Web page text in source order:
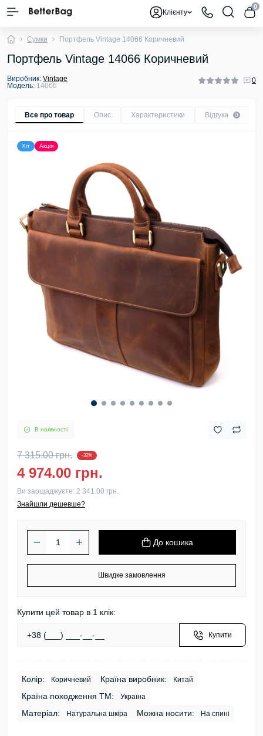
Клієнту
0
Сумки Портфель Vintage 14066 Коричневий
Портфель Vintage 14066 Коричневий
Виробник: Vintage
Модель: 14066
0
Все про товар Опис Характеристики Відгуки 0
Хіт Акція
В наявності
7 315.00 грн. -32%
4 974.00 грн.
Ви заощаджуєте: 2 341.00 грн.
Знайшли дешевше?
До кошика
Швидке замовлення
Купити цей товар в 1 клік:
Купити
Колір: Коричневий Країна виробник: Китай
Країна походження ТМ: Україна
Матеріал: Натуральна шкіра Можна носити: На спині